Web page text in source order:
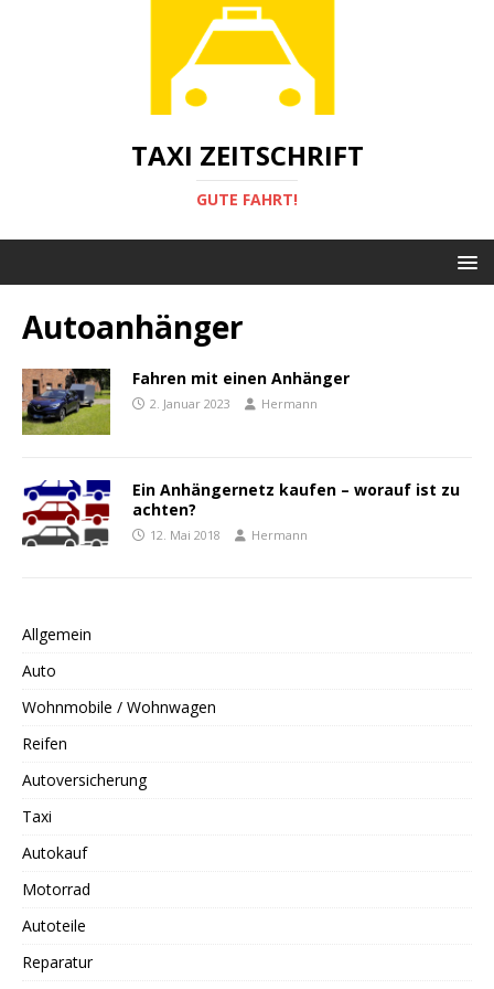
TAXI ZEITSCHRIFT
GUTE FAHRT!
Autoanhänger
Fahren mit einen Anhänger
2. Januar 2023 Hermann
Ein Anhängernetz kaufen – worauf ist zu
achten?
12. Mai 2018 Hermann
Allgemein
Auto
Wohnmobile / Wohnwagen
Reifen
Autoversicherung
Taxi
Autokauf
Motorrad
Autoteile
Reparatur